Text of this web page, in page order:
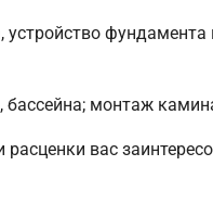
устройство
бассейна; монтаж
вас